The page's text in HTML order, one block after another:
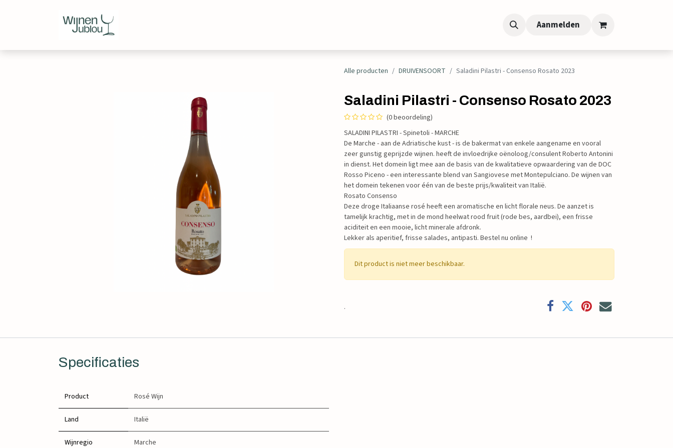
Aanmelden
Alle producten DRUIVENSOORT Saladini Pilastri - Consenso Rosato 2023
Saladini Pilastri - Consenso Rosato 2023
(0 beoordeling)
SALADINI PILASTRI - Spinetoli - MARCHE
De Marche - aan de Adriatische kust - is de bakermat van enkele aangename en vooral
zeer gunstig geprijzde wijnen. heeft de invloedrijke oënoloog/consulent Roberto Antonini
in dienst. Het domein ligt mee aan de basis van de kwalitatieve opwaardering van de DOC
Rosso Piceno - een interessante blend van Sangiovese met Montepulciano. De wijnen van
het domein tekenen voor één van de beste prijs/kwaliteit van Italië.
Rosato Consenso
Deze droge Italiaanse rosé heeft een aromatische en licht florale neus. De aanzet is
tamelijk krachtig, met in de mond heelwat rood fruit (rode bes, aardbei), een frisse
aciditeit en een mooie, licht minerale afdronk.
Lekker als aperitief, frisse salades, antipasti. Bestel nu online !
Dit product is niet meer beschikbaar.
.
Specificaties
Product Rosé Wijn
Land Italië
Wijnregio Marche